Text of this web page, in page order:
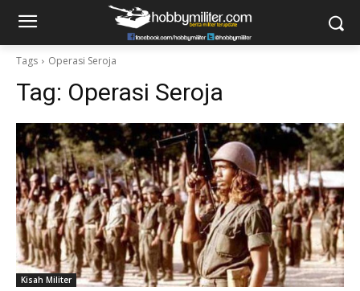
Tags Operasi Seroja
Tag: Operasi Seroja
Kisah Militer